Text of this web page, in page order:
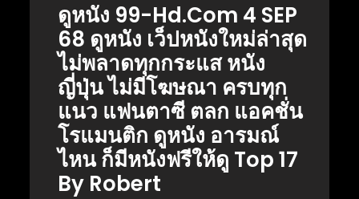
ดูหนัง 99-Hd.com 4 SEP
68 ดูหนัง เว็ปหนังใหม่ล่าสุด
ไม่พลาดทุกกระแส หนัง
ญี่ปุ่น ไม่มีโฆษณา ครบทุก
แนว แฟนตาซี ตลก แอคชั่น
โรแมนติก ดูหนัง อารมณ์
ไหน ก็มีหนังฟรีให้ดู Top 17
By Robert